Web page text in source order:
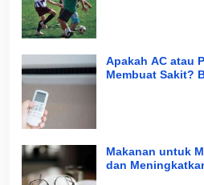
Apakah AC atau
Membuat Sakit?
Makanan untuk
dan